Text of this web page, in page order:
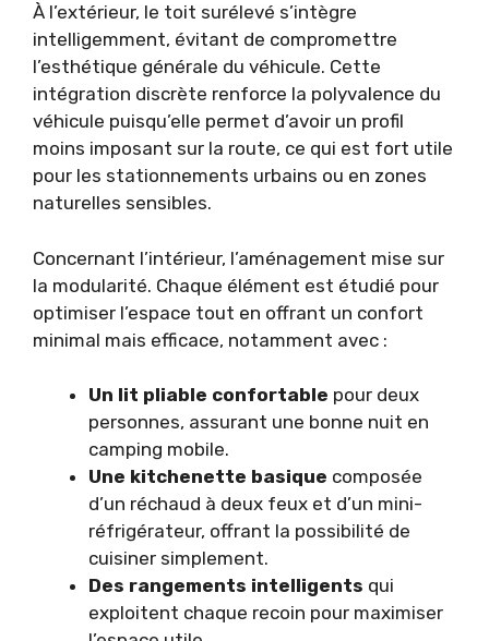
À l’extérieur, le toit surélevé s’intègre
intelligemment, évitant de compromettre
l’esthétique générale du véhicule. Cette
intégration discrète renforce la polyvalence du
véhicule puisqu’elle permet d’avoir un profil
moins imposant sur la route, ce qui est fort utile
pour les stationnements urbains ou en zones
naturelles sensibles.
Concernant l’intérieur, l’aménagement mise sur
la modularité. Chaque élément est étudié pour
optimiser l’espace tout en offrant un confort
minimal mais efficace, notamment avec :
Un lit pliable confortable pour deux
personnes, assurant une bonne nuit en
camping mobile.
Une kitchenette basique composée
d’un réchaud à deux feux et d’un mini-
réfrigérateur, offrant la possibilité de
cuisiner simplement.
Des rangements intelligents qui
exploitent chaque recoin pour maximiser